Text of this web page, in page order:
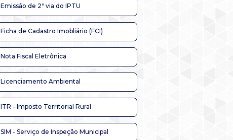
Emissão de 2ª via do IPTU
Ficha de Cadastro Imobliário (FCI)
Nota Fiscal Eletrônica
Licenciamento Ambiental
ITR - Imposto Territorial Rural
SIM - Serviço de Inspeção Municipal